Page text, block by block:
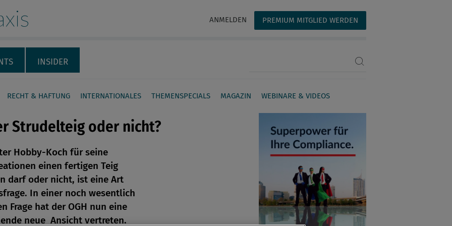
ANMELDEN PREMIUM MITGLIED WERDEN
INSIDER
RECHT & HAFTUNG INTERNATIONALES THEMENSPECIALS MAGAZIN WEBINARE & VIDEOS
Strudelteig oder nicht?
Hobby-Koch für seine
einen fertigen Teig
darf oder nicht, ist eine Art
In einer noch wesentlich
Frage hat der OGH nun eine
neue Ansicht vertreten.